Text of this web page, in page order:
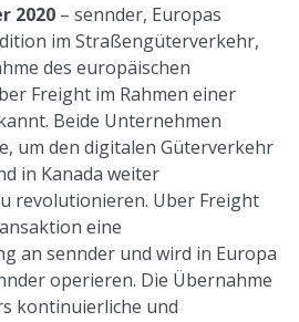
2020 – sennder, Europas
im Straßengüterverkehr,
des europäischen
Freight im Rahmen einer
Beide Unternehmen
um den digitalen Güterverkehr
in Kanada weiter
revolutionieren. Uber Freight
eine
an sennder und wird in Europa
operieren. Die Übernahme
kontinuierliche und